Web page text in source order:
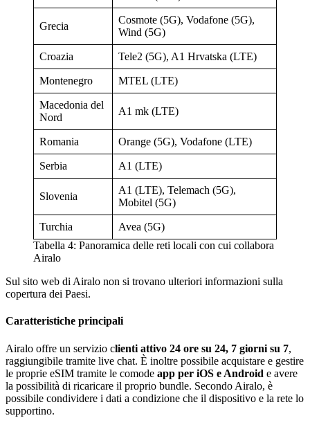
Grecia
Cosmote (5G), Vodafone (5G),
Wind (5G)
Croazia Tele2 (5G), A1 Hrvatska (LTE)
Montenegro MTEL (LTE)
Macedonia del
Nord
A1 mk (LTE)
Romania Orange (5G), Vodafone (LTE)
Serbia A1 (LTE)
Slovenia
A1 (LTE), Telemach (5G),
Mobitel (5G)
Turchia
Avea (5G)
Tabella 4: Panoramica delle reti locali con cui collabora
Airalo
Sul sito web di Airalo non si trovano ulteriori informazioni sulla
copertura dei Paesi.
Caratteristiche principali
Airalo offre un servizio clienti attivo 24 ore su 24, 7 giorni su 7,
raggiungibile tramite live chat. È inoltre possibile acquistare e gestire
le proprie eSIM tramite le comode app per iOS e Android e avere
la possibilità di ricaricare il proprio bundle. Secondo Airalo, è
possibile condividere i dati a condizione che il dispositivo e la rete lo
supportino.